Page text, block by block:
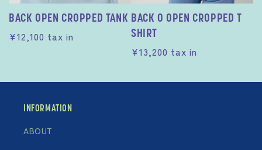
BACK OPEN CROPPED TANK
通
¥12,100 tax in
BACK O OPEN CROPPED T
SHIRT
通
価
¥13,200 tax in
INFORMATION
ABOUT